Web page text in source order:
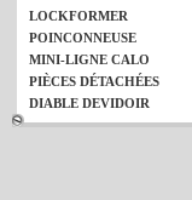
LOCKFORMER
POINCONNEUSE
MINI-LIGNE CALO
PIÈCES DÉTACHÉES
DIABLE DEVIDOIR